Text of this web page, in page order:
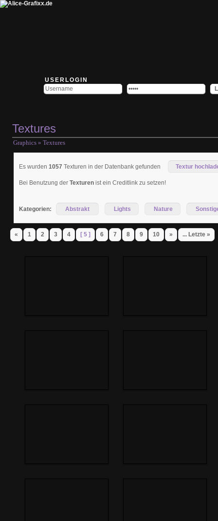
USERLOGIN
Textures
Graphics » Textures
Es wurden 1057 Texturen in der Datenbank gefunden Textur
Bei Benutzung der Texturen ist ein Creditlink zu setzen!
Kategorien: Abstrakt Lights Nature
« 1 2 3 4 [ 5 ] 6 7 8 9 10 » ... Letzte »